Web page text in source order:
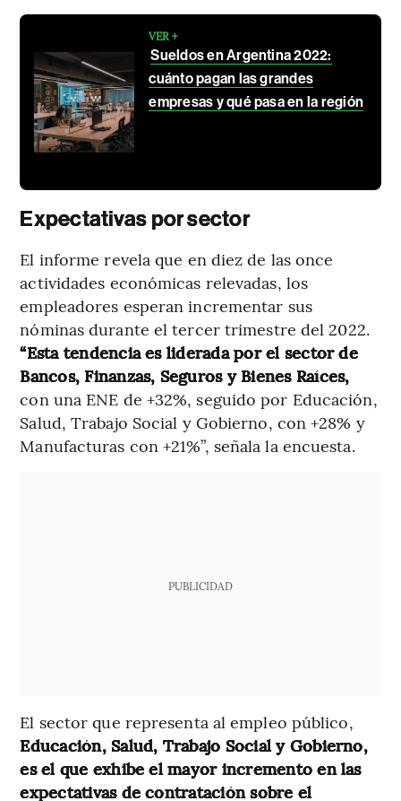
VER +
Sueldos en Argentina 2022:
cuánto pagan las grandes
empresas y qué pasa en la región
Expectativas por sector
El informe revela que en diez de las once
actividades económicas relevadas, los
empleadores esperan incrementar sus
nóminas durante el tercer trimestre del 2022.
“Esta tendencia es liderada por el sector de
Bancos, Finanzas, Seguros y Bienes Raíces,
con una ENE de +32%, seguido por Educación,
Salud, Trabajo Social y Gobierno, con +28% y
Manufacturas con +21%”, señala la encuesta.
PUBLICIDAD
El sector que representa al empleo público,
Educación, Salud, Trabajo Social y Gobierno,
es el que exhibe el mayor incremento en las
expectativas de contratación sobre el